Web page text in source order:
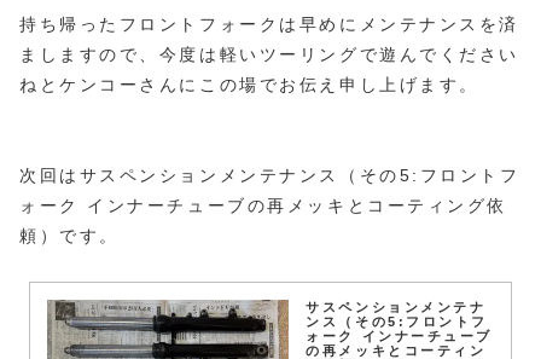
持ち帰ったフロントフォークは早めにメンテナンスを済
ましますので、今度は軽いツーリングで遊んでください
ねとケンコーさんにこの場でお伝え申し上げます。
次回はサスペンションメンテナンス（その5:フロントフ
ォーク インナーチューブの再メッキとコーティング依
頼）です。
サスペンションメンテナ
ンス（その5:フロントフ
ォーク インナーチューブ
の再メッキとコーティン